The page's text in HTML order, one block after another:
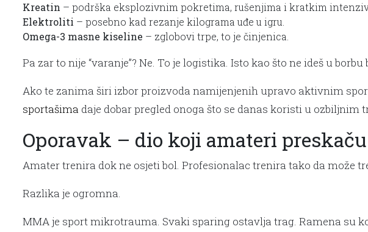
Kreatin – podrška eksplozivnim pokretima, rušenjima i kratkim
Elektroliti – posebno kad rezanje kilograma uđe u igru.
Omega-3 masne kiseline – zglobovi trpe, to je činjenica.
Pa zar to nije “varanje”? Ne. To je logistika. Isto kao što ne ideš u
Ako te zanima širi izbor proizvoda namijenjenih upravo aktivnim
sportašima daje dobar pregled onoga što se danas koristi u ozbiljnim
Oporavak – dio koji amateri preskaču
Amater trenira dok ne osjeti bol. Profesionalac trenira tako da može
Razlika je ogromna.
MMA je sport mikrotrauma. Svaki sparing ostavlja trag. Ramena su